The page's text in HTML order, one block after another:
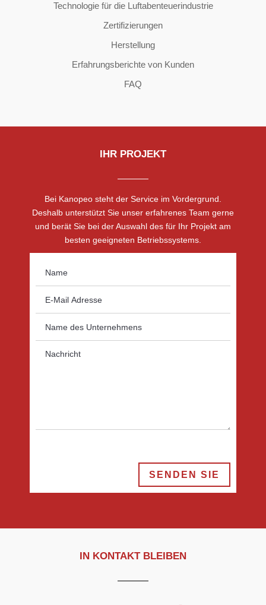
Technologie für die Luftabenteuerindustrie
Zertifizierungen
Herstellung
Erfahrungsberichte von Kunden
FAQ
IHR PROJEKT
Bei Kanopeo steht der Service im Vordergrund.
Deshalb unterstützt Sie unser erfahrenes Team gerne
und berät Sie bei der Auswahl des für Ihr Projekt am
besten geeigneten Betriebssystems.
SENDEN SIE
IN KONTAKT BLEIBEN